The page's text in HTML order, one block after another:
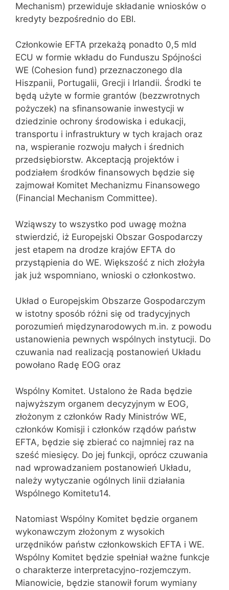
Mechanism) przewiduje składanie wniosków o
kredyty bezpośrednio do EBI.
Członkowie EFTA przekażą ponadto 0,5 mld
ECU w formie wkładu do Funduszu Spójności
WE (Cohesion fund) przeznaczonego dla
Hiszpanii, Portugalii, Grecji i Irlandii. Środki te
będą użyte w formie grantów (bezzwrotnych
pożyczek) na sfinansowanie inwestycji w
dziedzinie ochrony środowiska i edukacji,
transportu i infrastruktury w tych krajach oraz
na, wspieranie rozwoju małych i średnich
przedsiębiorstw. Akceptacją projektów i
podziałem środków finansowych będzie się
zajmował Komitet Mechanizmu Finansowego
(Financial Mechanism Committee).
Wziąwszy to wszystko pod uwagę można
stwierdzić, iż Europejski Obszar Gospodarczy
jest etapem na drodze krajów EFTA do
przystąpienia do WE. Większość z nich złożyła
jak już wspomniano, wnioski o członkostwo.
Układ o Europejskim Obszarze Gospodarczym
w istotny sposób różni się od tradycyjnych
porozumień międzynarodowych m.in. z powodu
ustanowienia pewnych wspólnych instytucji. Do
czuwania nad realizacją postanowień Układu
powołano Radę EOG oraz
Wspólny Komitet. Ustalono że Rada będzie
najwyższym organem decyzyjnym w EOG,
złożonym z członków Rady Ministrów WE,
członków Komisji i członków rządów państw
EFTA, będzie się zbierać co najmniej raz na
sześć miesięcy. Do jej funkcji, oprócz czuwania
nad wprowadzaniem postanowień Układu,
należy wytyczanie ogólnych linii działania
Wspólnego Komitetu14.
Natomiast Wspólny Komitet będzie organem
wykonawczym złożonym z wysokich
urzędników państw członkowskich EFTA i WE.
Wspólny Komitet będzie spełniał ważne funkcje
o charakterze interpretacyjno-rozjemczym.
Mianowicie, będzie stanowił forum wymiany